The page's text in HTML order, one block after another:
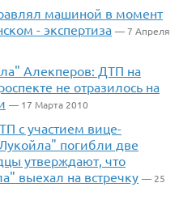
машиной в момент
- экспертиза — 7 Апреля
Алекперов: ДТП на
не отразилось на
— 17 Марта 2010
с участием вице-
погибли две
утверждают, что
выехал на встречку — 25